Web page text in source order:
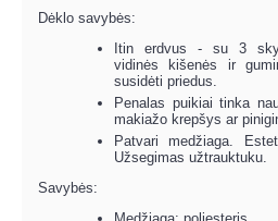
Dėklo savybės:
Itin erdvus - su 3
vidinės kišenės ir
susidėti priedus.
Penalas puikiai tinka
makiažo krepšys ar
Patvari medžiaga.
Užsegimas užtrauktuku.
Savybės: